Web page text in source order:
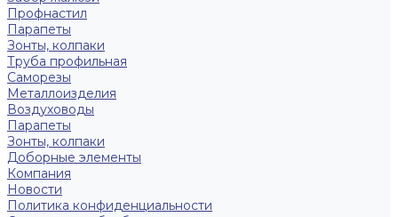
Профнастил
Парапеты
Зонты, колпаки
Труба профильная
Саморезы
Металлоизделия
Воздуховоды
Парапеты
Зонты, колпаки
Доборные элементы
Компания
Новости
Политика конфиденциальности